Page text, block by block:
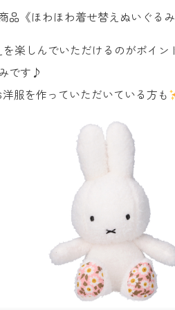
品《ほわほわ着せ替えぬいぐるみ
楽しんでいただけるのがポイン
みです♪
服を作っていただいている方も